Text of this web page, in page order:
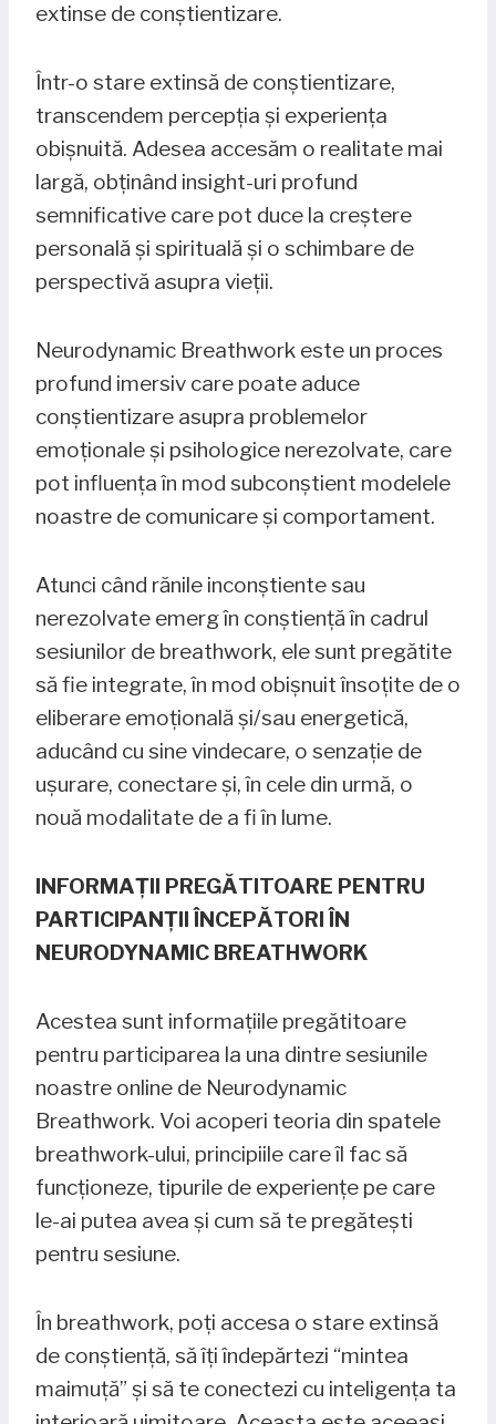
extinse de conștientizare.
Într-o stare extinsă de conștientizare,
transcendem percepția și experiența
obișnuită. Adesea accesăm o realitate mai
largă, obținând insight-uri profund
semnificative care pot duce la creștere
personală și spirituală și o schimbare de
perspectivă asupra vieții.
Neurodynamic Breathwork este un proces
profund imersiv care poate aduce
conștientizare asupra problemelor
emoționale și psihologice nerezolvate, care
pot influența în mod subconștient modelele
noastre de comunicare și comportament.
Atunci când rănile inconștiente sau
nerezolvate emerg în conștiență în cadrul
sesiunilor de breathwork, ele sunt pregătite
să fie integrate, în mod obișnuit însoțite de o
eliberare emoțională și/sau energetică,
aducând cu sine vindecare, o senzație de
ușurare, conectare și, în cele din urmă, o
nouă modalitate de a fi în lume.
INFORMAȚII PREGĂTITOARE PENTRU
PARTICIPANȚII ÎNCEPĂTORI ÎN
NEURODYNAMIC BREATHWORK
Acestea sunt informațiile pregătitoare
pentru participarea la una dintre sesiunile
noastre online de Neurodynamic
Breathwork. Voi acoperi teoria din spatele
breathwork-ului, principiile care îl fac să
funcționeze, tipurile de experiențe pe care
le-ai putea avea și cum să te pregătești
pentru sesiune.
În breathwork, poți accesa o stare extinsă
de conștiență, să îți îndepărtezi “mintea
maimuță” și să te conectezi cu inteligența ta